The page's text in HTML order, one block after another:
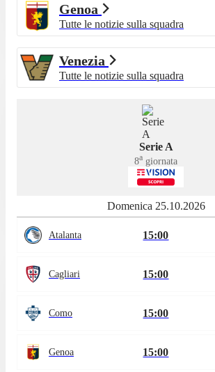
Genoa
Tutte le notizie sulla squadra
Venezia
Tutte le notizie sulla squadra
Serie A
8a giornata
Domenica 25.10.2026
Atalanta 15:00
Cagliari 15:00
Como 15:00
Genoa 15:00